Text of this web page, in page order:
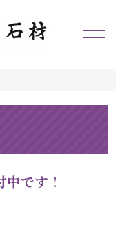
メニュー
です！